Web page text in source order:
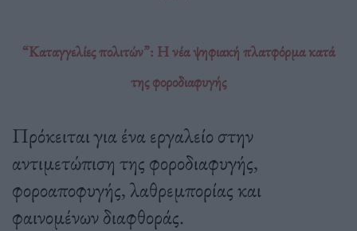
“Καταγγελίες πολιτών”: Η νέα ψηφιακή πλατφόρμα κατά
της φοροδιαφυγής
Πρόκειται για ένα εργαλείο στην
αντιμετώπιση της φοροδιαφυγής,
φοροαποφυγής, λαθρεμπορίας και
φαινομένων διαφθοράς.